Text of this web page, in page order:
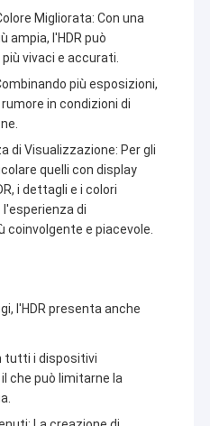
Migliorata: Con una
ampia, l'HDR può
vivaci e accurati.
più esposizioni,
rumore in condizioni di
di Visualizzazione: Per gli
quelli con display
i dettagli e i colori
di
coinvolgente e piacevole.
l'HDR presenta anche
tutti i dispositivi
che può limitarne la
Sinoseen è stata stabilita nel
Sinoseen è stato dedicato